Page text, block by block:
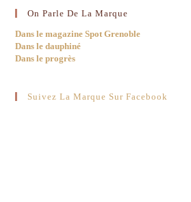
On Parle De La Marque
Dans le magazine Spot Grenoble
Dans le dauphiné
Dans le progrès
Suivez La Marque Sur Facebook